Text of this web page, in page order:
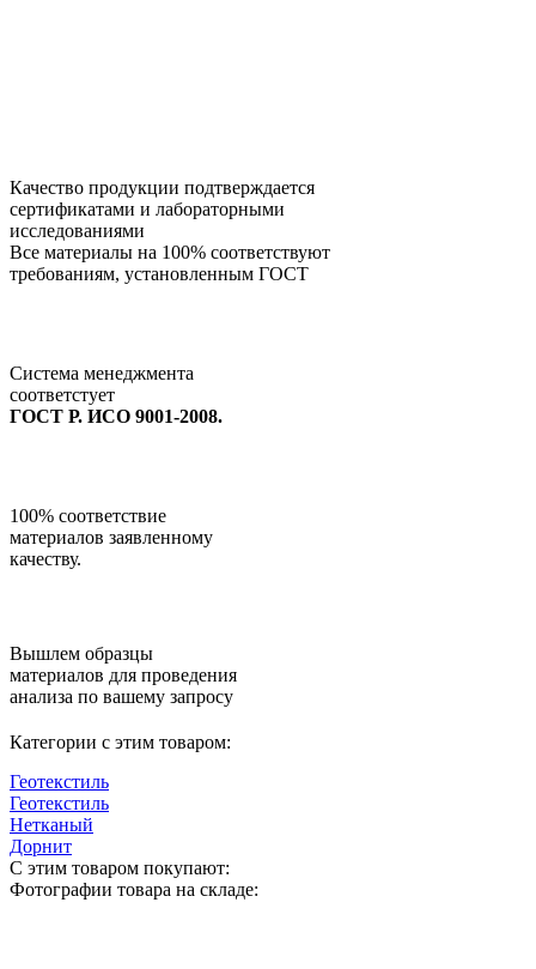
Качество продукции подтверждается
сертификатами и лабораторными
исследованиями
Все материалы на 100% соответствуют
требованиям, установленным ГОСТ
Система менеджмента
соответстует
ГОСТ Р. ИСО 9001-2008.
100% соответствие
материалов заявленному
качеству.
Вышлем образцы
материалов для проведения
анализа по вашему запросу
Категории с этим товаром:
Геотекстиль
Геотекстиль
Нетканый
Дорнит
С этим товаром покупают:
Фотографии товара на складе: